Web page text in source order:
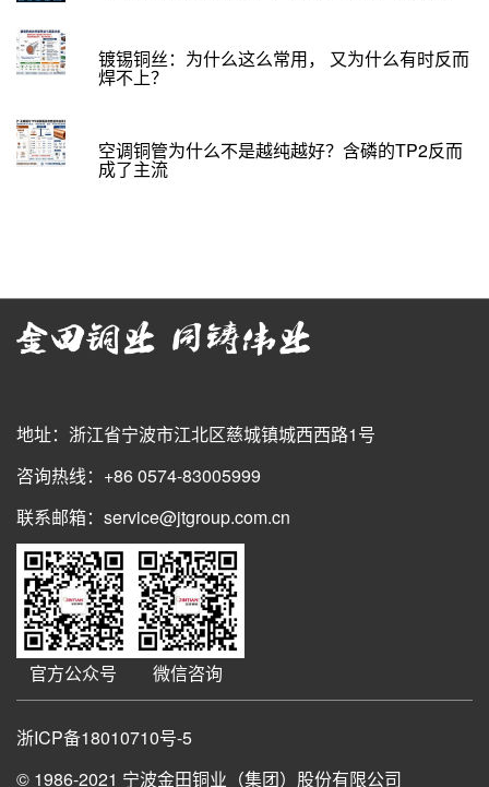
镀锡铜丝：为什么这么常用， 又为什么有时反而
焊不上？
空调铜管为什么不是越纯越好？含磷的TP2反而
成了主流
地址：浙江省宁波市江北区慈城镇城西西路1号
咨询热线：+86 0574-83005999
联系邮箱：service@jtgroup.com.cn
官方公众号 微信咨询
浙ICP备18010710号-5
© 1986-2021 宁波金田铜业（集团）股份有限公司